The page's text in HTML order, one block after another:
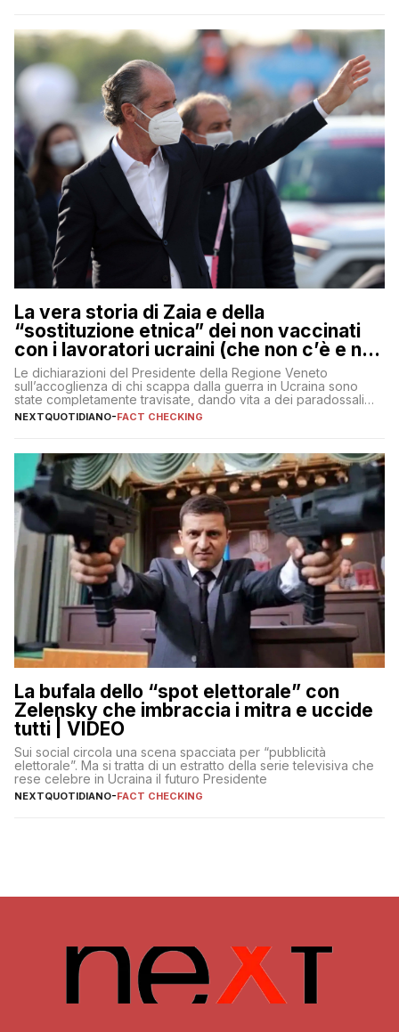
La vera storia di Zaia e della
“sostituzione etnica” dei non vaccinati
con i lavoratori ucraini (che non c’è e non
ci sarà)
Le dichiarazioni del Presidente della Regione Veneto
sull’accoglienza di chi scappa dalla guerra in Ucraina sono
state completamente travisate, dando vita a dei paradossali
falsi che girano sui social
NEXTQUOTIDIANO-FACT CHECKING
La bufala dello “spot elettorale” con
Zelensky che imbraccia i mitra e uccide
tutti | VIDEO
Sui social circola una scena spacciata per “pubblicità
elettorale”. Ma si tratta di un estratto della serie televisiva che
rese celebre in Ucraina il futuro Presidente
NEXTQUOTIDIANO-FACT CHECKING